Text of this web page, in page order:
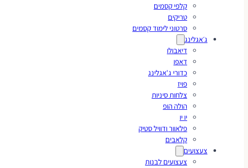
קלפי קסמים
טריקים
סרטוני לימוד קסמים
ג׳אגלינג
דיאבולו
דאפו
כדורי ג'אגלינג
פויז
צלחות סיניות
הולה הופ
יו יו
פלאוור ודוויל סטיק
קלאבים
צעצועים
צעצועים לבנות